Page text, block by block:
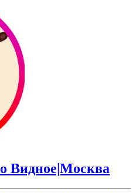
Видное|Москва